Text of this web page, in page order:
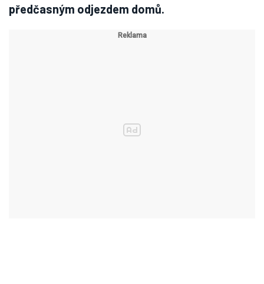
předčasným odjezdem domů.